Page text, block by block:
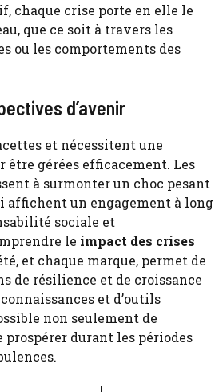
chaque crise porte en elle le
que ce soit à travers les
ou les comportements des
d’avenir
et nécessitent une
être gérées efficacement. Les
à surmonter un choc pesant
affichent un engagement à long
sociale et
le impact des crises
et chaque marque, permet de
de résilience et de croissance
et d’outils
non seulement de
prospérer durant les périodes